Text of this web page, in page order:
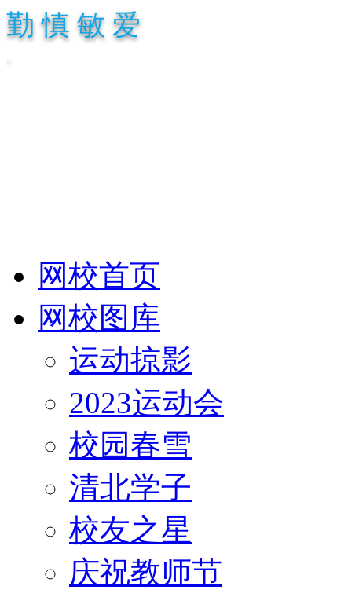
勤 慎 敏 爱
网校首页
网校图库
运动掠影
2023运动会
校园春雪
清北学子
校友之星
庆祝教师节